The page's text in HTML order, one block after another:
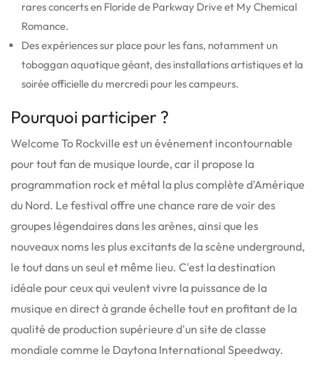
rares concerts en Floride de Parkway Drive et My Chemical
Romance.
Des expériences sur place pour les fans, notamment un
toboggan aquatique géant, des installations artistiques et la
soirée officielle du mercredi pour les campeurs.
Pourquoi participer ?
Welcome To Rockville est un événement incontournable
pour tout fan de musique lourde, car il propose la
programmation rock et métal la plus complète d'Amérique
du Nord. Le festival offre une chance rare de voir des
groupes légendaires dans les arènes, ainsi que les
nouveaux noms les plus excitants de la scène underground,
le tout dans un seul et même lieu. C'est la destination
idéale pour ceux qui veulent vivre la puissance de la
musique en direct à grande échelle tout en profitant de la
qualité de production supérieure d'un site de classe
mondiale comme le Daytona International Speedway.